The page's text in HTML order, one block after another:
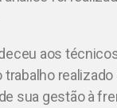
aos
trabalho
sua gestão à